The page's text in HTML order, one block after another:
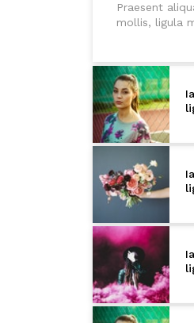
Praesent
mollis, ligula